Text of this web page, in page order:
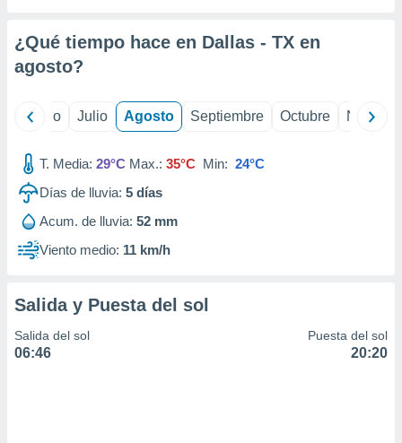
e
de
¿Qué tiempo hace en Dallas - TX en
agosto?
Junio Julio Agosto Septiembre Octubre
T. Media: 29°C Max.: 35°C Min: 24°C
Días de lluvia: 5 días
Acum. de lluvia: 52 mm
Viento medio: 11 km/h
Salida y Puesta del sol
Salida del sol
06:46
Puesta del sol
20:20